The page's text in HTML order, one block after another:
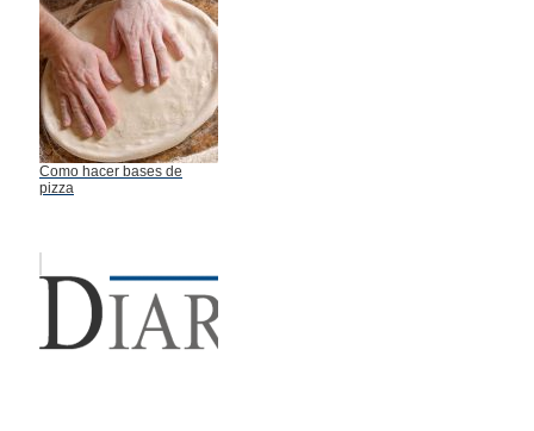
Como hacer bases de
pizza